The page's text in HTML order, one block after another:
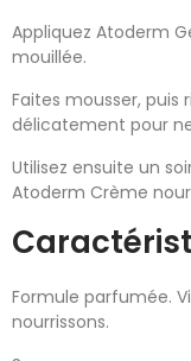
Appliquez Atoderm
mouillée.
Faites mousser,
délicatement pour
Utilisez ensuite un
Atoderm Crème
Formule parfumée.
nourrissons.